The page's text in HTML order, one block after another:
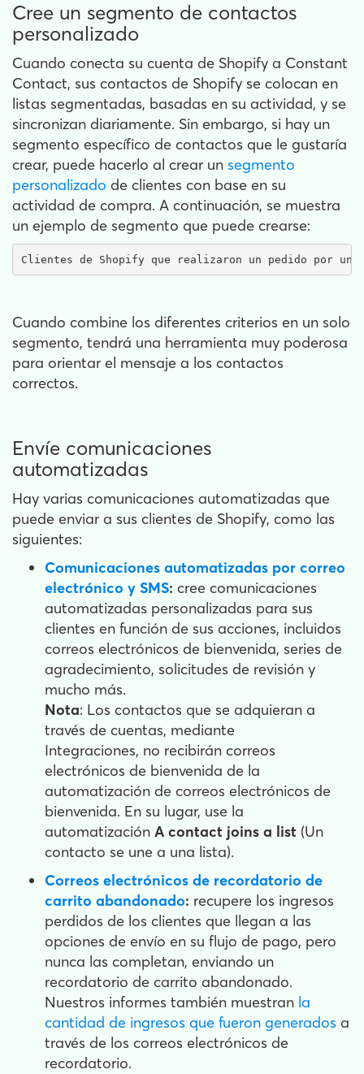
Cree un segmento de contactos
personalizado
Cuando conecta su cuenta de Shopify a Constant
Contact, sus contactos de Shopify se colocan en
listas segmentadas, basadas en su actividad, y se
sincronizan diariamente. Sin embargo, si hay un
segmento específico de contactos que le gustaría
crear, puede hacerlo al crear un segmento
personalizado de clientes con base en su
actividad de compra. A continuación, se muestra
un ejemplo de segmento que puede crearse:
Clientes de Shopify que realizaron un pedido por
Cuando combine los diferentes criterios en un solo
segmento, tendrá una herramienta muy poderosa
para orientar el mensaje a los contactos
correctos.
Envíe comunicaciones
automatizadas
Hay varias comunicaciones automatizadas que
puede enviar a sus clientes de Shopify, como las
siguientes:
Comunicaciones automatizadas por correo
electrónico y SMS: cree comunicaciones
automatizadas personalizadas para sus
clientes en función de sus acciones, incluidos
correos electrónicos de bienvenida, series de
agradecimiento, solicitudes de revisión y
mucho más.
Nota: Los contactos que se adquieran a
través de cuentas, mediante
Integraciones, no recibirán correos
electrónicos de bienvenida de la
automatización de correos electrónicos de
bienvenida. En su lugar, use la
automatización A contact joins a list (Un
contacto se une a una lista).
Correos electrónicos de recordatorio de
carrito abandonado: recupere los ingresos
perdidos de los clientes que llegan a las
opciones de envío en su flujo de pago, pero
nunca las completan, enviando un
recordatorio de carrito abandonado.
Nuestros informes también muestran la
cantidad de ingresos que fueron generados a
través de los correos electrónicos de
recordatorio.